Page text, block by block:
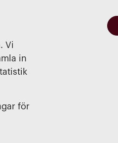
Vi
in
för